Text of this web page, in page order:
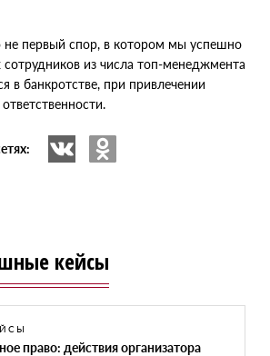
первый спор, в котором мы успешно
из числа топ-менеджмента
в банкротстве, при привлечении
кейсы
право: действия организатора